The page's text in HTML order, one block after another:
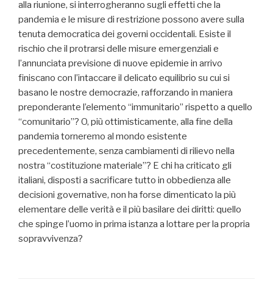
alla riunione, si interrogheranno sugli effetti che la
pandemia e le misure di restrizione possono avere sulla
tenuta democratica dei governi occidentali. Esiste il
rischio che il protrarsi delle misure emergenziali e
l’annunciata previsione di nuove epidemie in arrivo
finiscano con l’intaccare il delicato equilibrio su cui si
basano le nostre democrazie, rafforzando in maniera
preponderante l’elemento “immunitario” rispetto a quello
“comunitario”? O, più ottimisticamente, alla fine della
pandemia torneremo al mondo esistente
precedentemente, senza cambiamenti di rilievo nella
nostra “costituzione materiale”? E chi ha criticato gli
italiani, disposti a sacrificare tutto in obbedienza alle
decisioni governative, non ha forse dimenticato la più
elementare delle verità e il più basilare dei diritti: quello
che spinge l’uomo in prima istanza a lottare per la propria
sopravvivenza?